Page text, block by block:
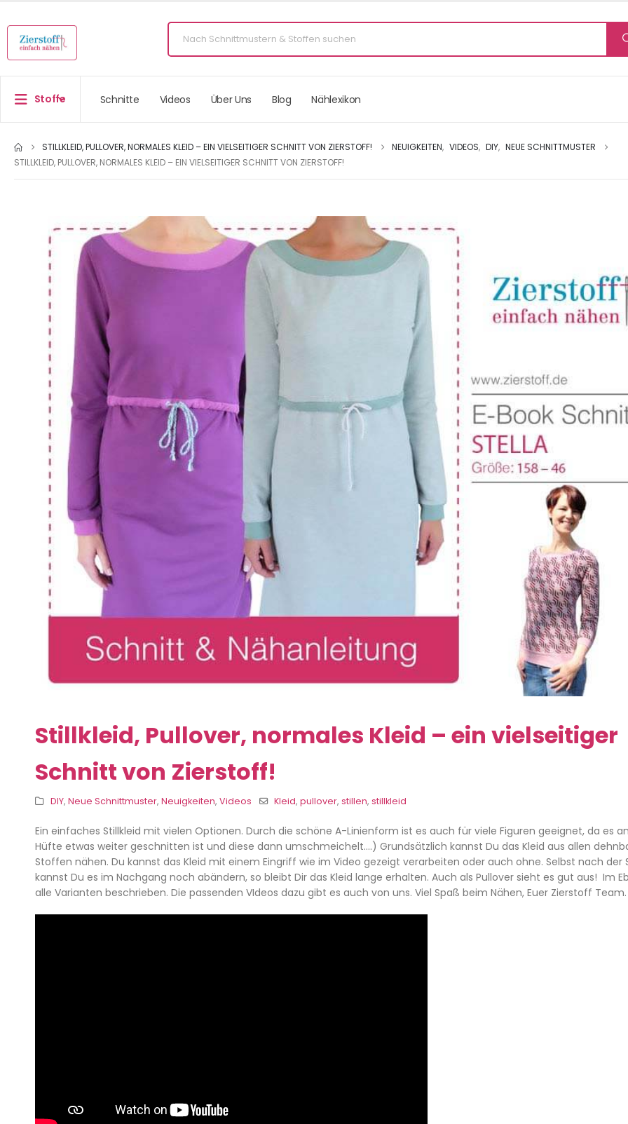
Stoffe Schnitte Videos Über Uns Blog Nählexikon
STILLKLEID, PULLOVER, NORMALES KLEID – EIN VIELSEITIGER SCHNITT VON ZIERSTOFF! NEUIGKEITEN, VIDEOS, DIY, NEUE SCHNITTMUSTER
STILLKLEID, PULLOVER, NORMALES KLEID – EIN VIELSEITIGER SCHNITT VON ZIERSTOFF!
Stillkleid, Pullover, normales Kleid – ein vielseitiger
Schnitt von Zierstoff!
DIY, Neue Schnittmuster, Neuigkeiten, Videos Kleid,pullover,stillen,stillkleid
Ein einfaches Stillkleid mit vielen Optionen. Durch die schöne A-Linienform ist es auch für viele Figuren geeignet, da es
Hüfte etwas weiter geschnitten ist und diese dann umschmeichelt….) Grundsätzlich kannst Du das Kleid aus allen
Stoffen nähen. Du kannst das Kleid mit einem Eingriff wie im Video gezeigt verarbeiten oder auch ohne. Selbst nach der
kannst Du es im Nachgang noch abändern, so bleibt Dir das Kleid lange erhalten. Auch als Pullover sieht es gut aus! Im
alle Varianten beschrieben. Die passenden VIdeos dazu gibt es auch von uns. Viel Spaß beim Nähen, Euer Zierstoff Team.